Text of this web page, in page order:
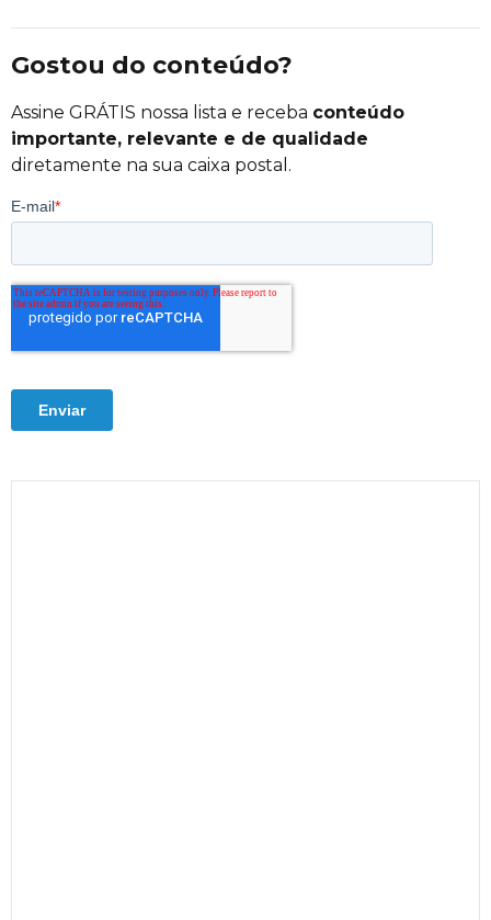
Gostou do conteúdo?
Assine GRÁTIS nossa lista e receba conteúdo
importante, relevante e de qualidade
diretamente na sua caixa postal.